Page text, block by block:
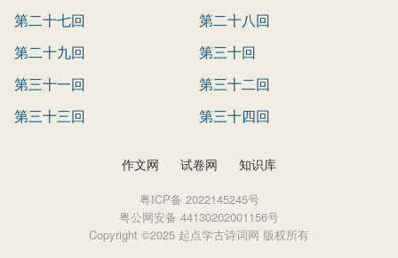
第二十七回
第二十八回
第二十九回
第三十回
第三十一回
第三十二回
第三十三回
第三十四回
作文网 试卷网 知识库
粤ICP备 2022145245号
粤公网安备 44130202001156号
Copyright ©2025 起点学古诗词网 版权所有